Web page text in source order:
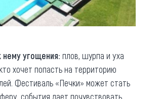
нему угощения: плов, шурпа и уха
хочет попасть на территорию
Фестиваль «Печки» может стать
события дает почувствовать